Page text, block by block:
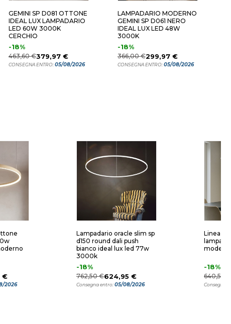
GEMINI SP D081 OTTONE
IDEAL LUX LAMPADARIO
LED 60W 3000K
CERCHIO
-18%
463,60 €379,97 €
CONSEGNA ENTRO:05/08/2026
LAMPADARIO MODERNO
GEMINI SP D061 NERO
IDEAL LUX LED 48W
3000K
-18%
366,00 €299,97 €
CONSEGNA ENTRO:05/08/2026
€
2026
Lampadario oracle slim sp
d150 round dali push
bianco ideal lux led 77w
3000k
-18%
762,50 €624,95 €
Consegna entro:05/08/2026
Linea
-18%
640,50
Consegna